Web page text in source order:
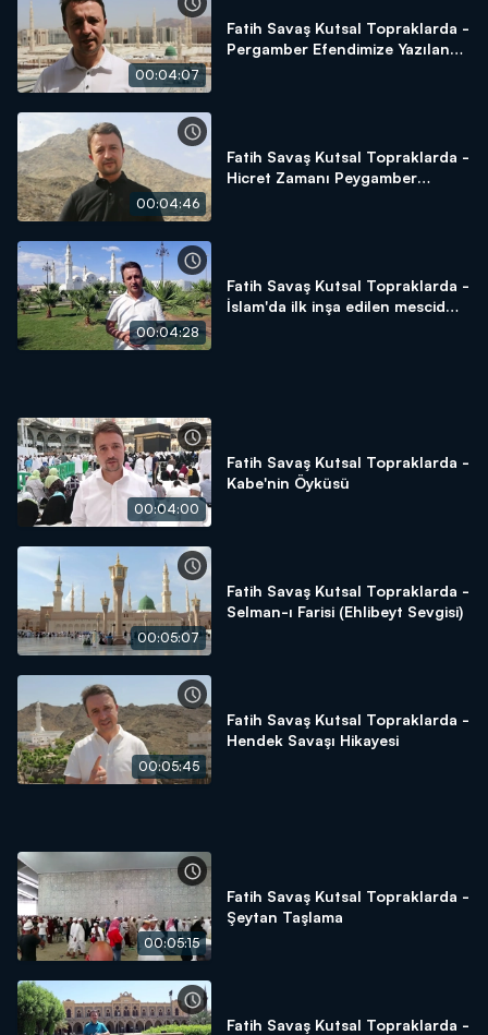
00:04:07
Fatih Savaş Kutsal Topraklarda -
Pergamber Efendimize Yazılan
00:04:46
Fatih Savaş Kutsal Topraklarda -
Hicret Zamanı Peygamber
00:04:28
Fatih Savaş Kutsal Topraklarda -
İslam'da ilk inşa edilen mescid
00:04:00
Fatih Savaş Kutsal Topraklarda -
Kabe'nin Öyküsü
00:05:07
Fatih Savaş Kutsal Topraklarda -
Selman-ı Farisi (Ehlibeyt Sevgisi)
00:05:45
Fatih Savaş Kutsal Topraklarda -
Hendek Savaşı Hikayesi
00:05:15
Fatih Savaş Kutsal Topraklarda -
Şeytan Taşlama
Fatih Savaş Kutsal Topraklarda -